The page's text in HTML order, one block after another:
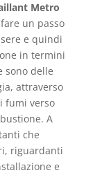
Metro
un passo
e quindi
in termini
sono delle
attraverso
fumi verso
A
che
riguardanti
e